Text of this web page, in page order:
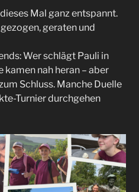
Mal ganz entspannt.
geraten und
Wer schlägt Pauli in
kamen nah heran – aber
Schluss. Manche Duelle
Turnier durchgehen